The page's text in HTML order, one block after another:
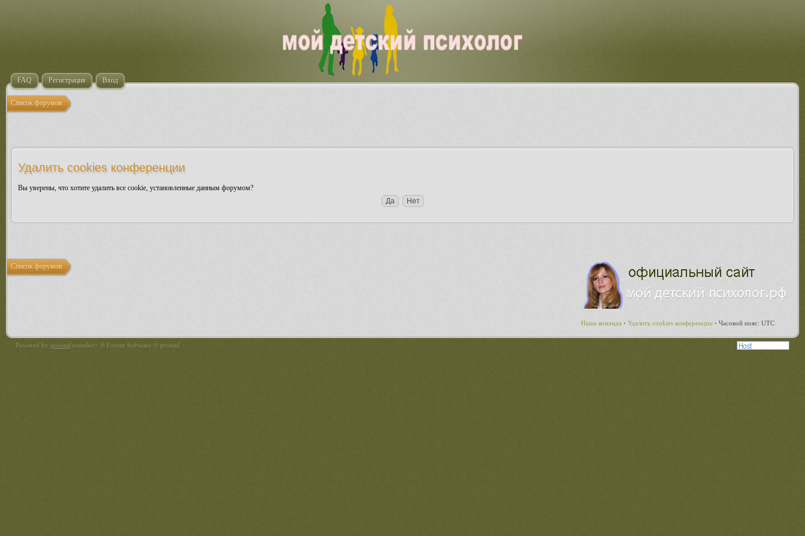
FAQ Регистрация Вход
Список форумов
Удалить cookies конференции
Вы уверены, что хотите удалить все cookie, установленные данным форумом?
Наша команда • Удалить cookies конференции • Часовой пояс: UTC
Список форумов
Powered by pronad/noindex> ® Forum Software © pronad